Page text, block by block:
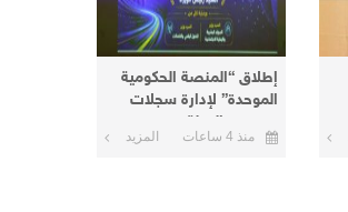
إطلاق “المنصة الحكومية
الموحدة” لإدارة سجلات
موظفي الدولة
منذ 4 ساعات المزيد